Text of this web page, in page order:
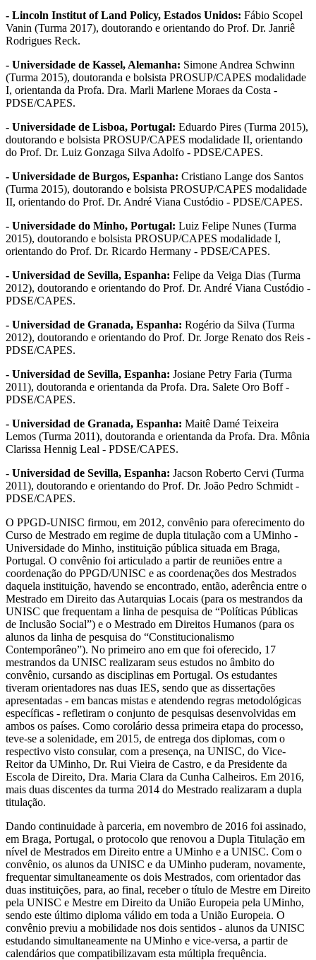
- Lincoln Institut of Land Policy, Estados Unidos: Fábio Scopel
Vanin (Turma 2017), doutorando e orientando do Prof. Dr. Janriê
Rodrigues Reck.
- Universidade de Kassel, Alemanha: Simone Andrea Schwinn
(Turma 2015), doutoranda e bolsista PROSUP/CAPES modalidade
I, orientanda da Profa. Dra. Marli Marlene Moraes da Costa -
PDSE/CAPES.
- Universidade de Lisboa, Portugal: Eduardo Pires (Turma 2015),
doutorando e bolsista PROSUP/CAPES modalidade II, orientando
do Prof. Dr. Luiz Gonzaga Silva Adolfo - PDSE/CAPES.
- Universidade de Burgos, Espanha: Cristiano Lange dos Santos
(Turma 2015), doutorando e bolsista PROSUP/CAPES modalidade
II, orientando do Prof. Dr. André Viana Custódio - PDSE/CAPES.
- Universidade do Minho, Portugal: Luiz Felipe Nunes (Turma
2015), doutorando e bolsista PROSUP/CAPES modalidade I,
orientando do Prof. Dr. Ricardo Hermany - PDSE/CAPES.
- Universidad de Sevilla, Espanha: Felipe da Veiga Dias (Turma
2012), doutorando e orientando do Prof. Dr. André Viana Custódio -
PDSE/CAPES.
- Universidad de Granada, Espanha: Rogério da Silva (Turma
2012), doutorando e orientando do Prof. Dr. Jorge Renato dos Reis -
PDSE/CAPES.
- Universidad de Sevilla, Espanha: Josiane Petry Faria (Turma
2011), doutoranda e orientanda da Profa. Dra. Salete Oro Boff -
PDSE/CAPES.
- Universidad de Granada, Espanha: Maitê Damé Teixeira
Lemos (Turma 2011), doutoranda e orientanda da Profa. Dra. Mônia
Clarissa Hennig Leal - PDSE/CAPES.
- Universidad de Sevilla, Espanha: Jacson Roberto Cervi (Turma
2011), doutorando e orientando do Prof. Dr. João Pedro Schmidt -
PDSE/CAPES.
O PPGD-UNISC firmou, em 2012, convênio para oferecimento do
Curso de Mestrado em regime de dupla titulação com a UMinho -
Universidade do Minho, instituição pública situada em Braga,
Portugal. O convênio foi articulado a partir de reuniões entre a
coordenação do PPGD/UNISC e as coordenações dos Mestrados
daquela instituição, havendo se encontrado, então, aderência entre o
Mestrado em Direito das Autarquias Locais (para os mestrandos da
UNISC que frequentam a linha de pesquisa de “Políticas Públicas
de Inclusão Social”) e o Mestrado em Direitos Humanos (para os
alunos da linha de pesquisa do “Constitucionalismo
Contemporâneo”). No primeiro ano em que foi oferecido, 17
mestrandos da UNISC realizaram seus estudos no âmbito do
convênio, cursando as disciplinas em Portugal. Os estudantes
tiveram orientadores nas duas IES, sendo que as dissertações
apresentadas - em bancas mistas e atendendo regras metodológicas
específicas - refletiram o conjunto de pesquisas desenvolvidas em
ambos os países. Como corolário dessa primeira etapa do processo,
teve-se a solenidade, em 2015, de entrega dos diplomas, com o
respectivo visto consular, com a presença, na UNISC, do Vice-
Reitor da UMinho, Dr. Rui Vieira de Castro, e da Presidente da
Escola de Direito, Dra. Maria Clara da Cunha Calheiros. Em 2016,
mais duas discentes da turma 2014 do Mestrado realizaram a dupla
titulação.
Dando continuidade à parceria, em novembro de 2016 foi assinado,
em Braga, Portugal, o protocolo que renovou a Dupla Titulação em
nível de Mestrados em Direito entre a UMinho e a UNISC. Com o
convênio, os alunos da UNISC e da UMinho puderam, novamente,
frequentar simultaneamente os dois Mestrados, com orientador das
duas instituições, para, ao final, receber o título de Mestre em Direito
pela UNISC e Mestre em Direito da União Europeia pela UMinho,
sendo este último diploma válido em toda a União Europeia. O
convênio previu a mobilidade nos dois sentidos - alunos da UNISC
estudando simultaneamente na UMinho e vice-versa, a partir de
calendários que compatibilizavam esta múltipla frequência.